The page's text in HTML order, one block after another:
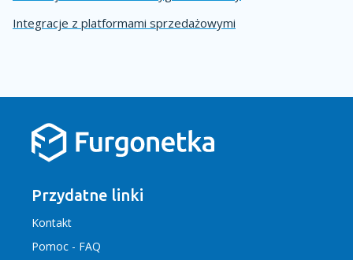
Integracje z platformami sprzedażowymi
Przydatne linki
Kontakt
Pomoc - FAQ